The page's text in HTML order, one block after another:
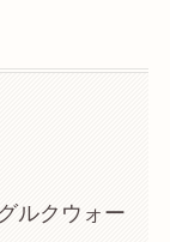
ルクウォー